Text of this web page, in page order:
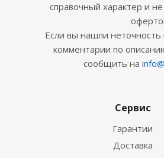
справочный характер и
Если вы нашли неточность
комментарии по
сообщить на
Сервис
Гарантии
Доставка